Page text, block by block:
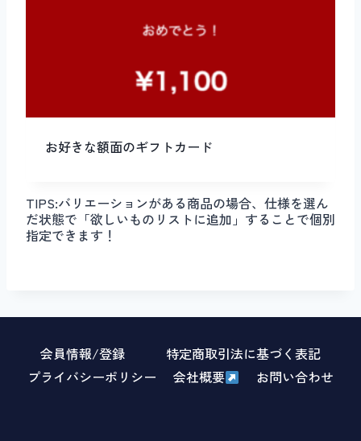
お好きな額面のギフトカード
TIPS:バリエーションがある商品の場合、仕様を選ん
だ状態で「欲しいものリストに追加」することで個別
指定できます！
会員情報/登録
特定商取引法に基づく表記
プライバシーポリシー
会社概要 お問い合わせ